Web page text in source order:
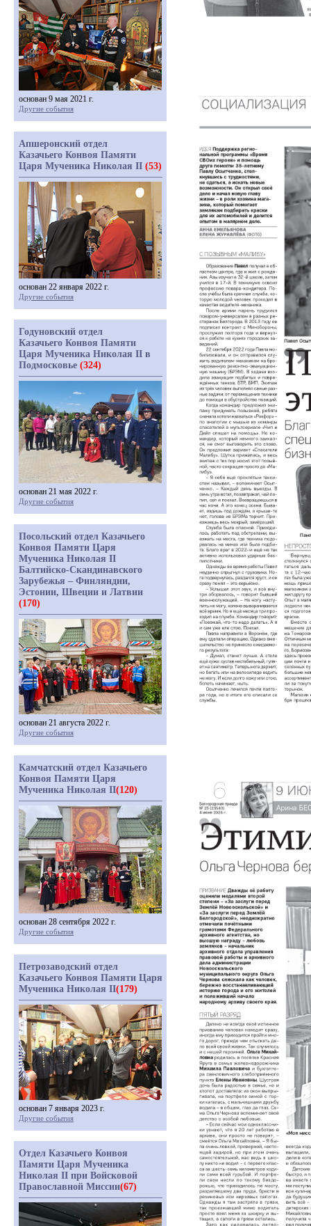
основан 9 мая 2021 г.
Другие события
Апшеронский отдел
Казачьего Конвоя Памяти
Царя Мученика Николая II (53)
основан 22 января 2022 г.
Другие события
Годуновский отдел
Казачьего Конвоя Памяти
Царя Мученика Николая II в
Подмосковье (324)
основан 21 мая 2022 г.
Другие события
Посольский отдел Казачьего
Конвоя Памяти Царя
Мученика Николая II
Балтийско-Скандинавского
Зарубежья – Финляндии,
Эстонии, Швеции и Латвии
(170)
основан 21 августа 2022 г.
Другие события
Камчатский отдел Казачьего
Конвоя Памяти Царя
Мученика Николая II(120)
основан 28 сентября 2022 г.
Другие события
Петрозаводский отдел
Казачьего Конвоя Памяти Царя
Мученика Николая II(179)
основан 7 января 2023 г.
Другие события
Отдел Казачьего Конвоя
Памяти Царя Мученика
Николая II при Войсковой
Православной Миссии(67)